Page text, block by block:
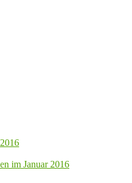
im Januar 2016